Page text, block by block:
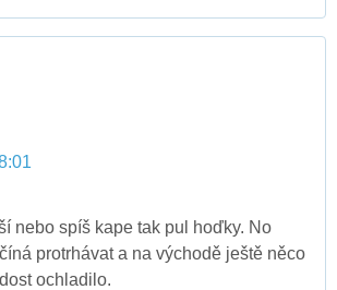
nebo spíš kape tak pul hoďky. No
protrhávat a na východě ještě něco
ochladilo.